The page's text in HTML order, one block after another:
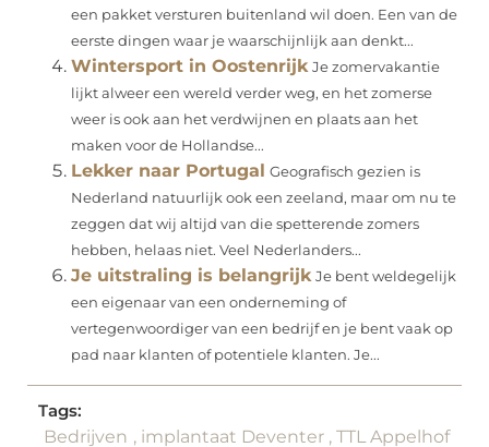
een pakket versturen buitenland wil doen. Een van de
eerste dingen waar je waarschijnlijk aan denkt...
Wintersport in Oostenrijk Je zomervakantie
lijkt alweer een wereld verder weg, en het zomerse
weer is ook aan het verdwijnen en plaats aan het
maken voor de Hollandse...
Lekker naar Portugal
Geografisch gezien is
Nederland natuurlijk ook een zeeland, maar om nu te
zeggen dat wij altijd van die spetterende zomers
hebben, helaas niet. Veel Nederlanders...
Je uitstraling is belangrijk Je bent weldegelijk
een eigenaar van een onderneming of
vertegenwoordiger van een bedrijf en je bent vaak op
pad naar klanten of potentiele klanten. Je...
Tags:
Bedrijven , implantaat Deventer , TTL Appelhof